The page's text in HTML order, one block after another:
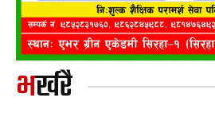
भर्खरै